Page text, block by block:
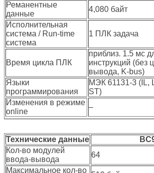
Реманентные
данные
4,080 байт
Исполнительная
система / Run-time
система
1 ПЛК задача
Время цикла ПЛК
приблиз. 1.5 мс
инструкций (без
вывода, K-bus)
Языки
программирования
МЭК 61131-3 (IL,
ST)
Изменения в режиме
online
–
Технические данные
Кол-во модулей
ввода-вывода
64
Максимальное кол-во